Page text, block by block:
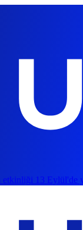
etkinliği 13 Eylül'de